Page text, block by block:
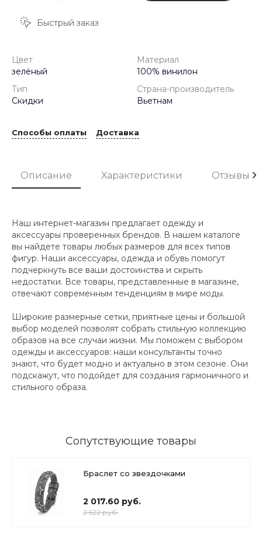
Быстрый заказ
Цвет
зелёный
Материал
100% винилон
Тип
Скидки
Страна-производитель
Вьетнам
Способы оплаты Доставка
Описание Характеристики Отзывы
Наш интернет-магазин предлагает одежду и
аксессуары проверенных брендов. В нашем каталоге
вы найдете товары любых размеров для всех типов
фигур. Наши аксессуары, одежда и обувь помогут
подчеркнуть все ваши достоинства и скрыть
недостатки. Все товары, представленные в магазине,
отвечают современным тенденциям в мире моды.
Широкие размерные сетки, приятные цены и большой
выбор моделей позволят собрать стильную коллекцию
образов на все случаи жизни. Мы поможем с выбором
одежды и аксессуаров: наши консультанты точно
знают, что будет модно и актуально в этом сезоне. Они
подскажут, что подойдет для создания гармоничного и
стильного образа.
Сопутствующие товары
Браслет со звездочками
2 017.60 руб.
2 522 руб.